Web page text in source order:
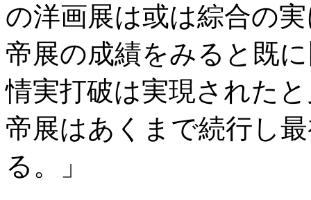
の洋画展は或は綜合の
帝展の成績をみると既
情実打破は実現された
帝展はあくまで続行し
る。」